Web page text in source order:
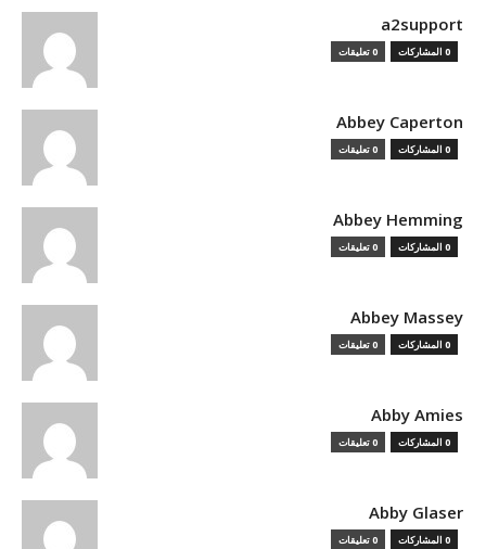
a2support
0 المشاركات 0 تعليقات
Abbey Caperton
0 المشاركات 0 تعليقات
Abbey Hemming
0 المشاركات 0 تعليقات
Abbey Massey
0 المشاركات 0 تعليقات
Abby Amies
0 المشاركات 0 تعليقات
Abby Glaser
0 المشاركات 0 تعليقات